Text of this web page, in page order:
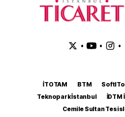
• • •
İTOTAM BTM SoftITo
Teknopark İstanbul
İDTM
Cemile Sultan